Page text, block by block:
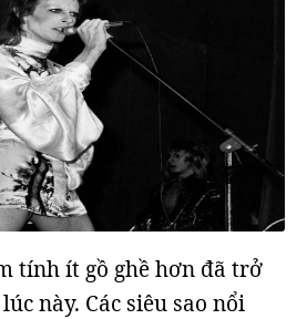
tính ít gồ ghề hơn đã trở
này. Các siêu sao nổi